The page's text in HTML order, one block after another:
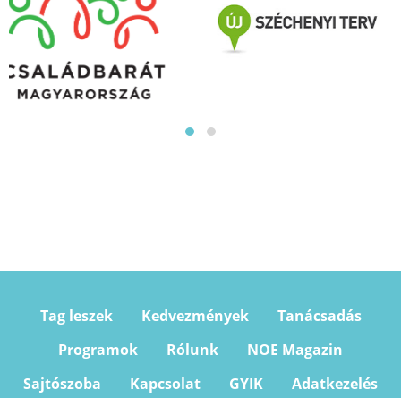
Tag leszek Kedvezmények
Tanácsadás
Programok
Rólunk
NOE Magazin
Sajtószoba
Kapcsolat GYIK Adatkezelés